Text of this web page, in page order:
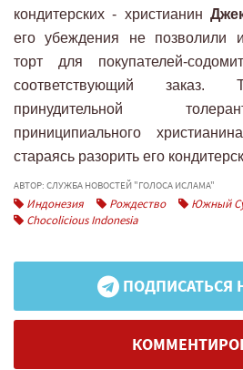
кондитерских - христианин
его убеждения не позволили
торт для покупателей-
соответствующий заказ.
принудительной
приниципиального
стараясь разорить его
АВТОР: СЛУЖБА НОВОСТЕЙ "ГОЛОСА ИСЛАМА"
Индонезия Рождество Южный
Chocolicious Indonesia
ПОДПИСАТЬСЯ